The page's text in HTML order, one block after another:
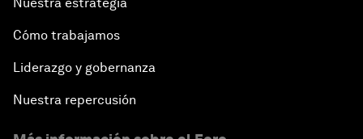
Cómo trabajamos
Liderazgo y gobernanza
Nuestra repercusión